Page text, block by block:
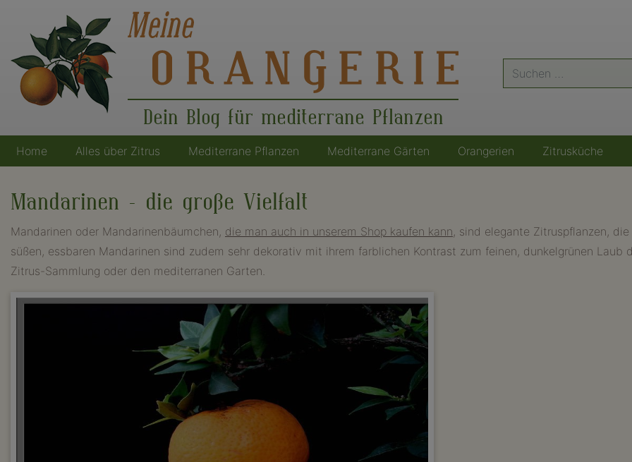
Dein Blog für mediterrane Pflanzen
Suche
nach:
Hauptnavigation
Home Alles über Zitrus Mediterrane Pflanzen Mediterrane Gärten Orangerien Zitrusküche
Mandarinen – die große Vielfalt
Mandarinen oder Mandarinenbäumchen, die man auch in unserem Shop kaufen kann, sind elegante Zitruspflanzen,
süßen, essbaren Mandarinen sind zudem sehr dekorativ mit ihrem farblichen Kontrast zum feinen, dunkelgrünen
Zitrus-Sammlung oder den mediterranen Garten.